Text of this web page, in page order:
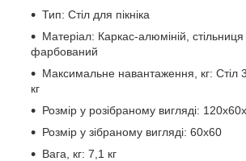
Тип: Стіл для пікніка
Матеріал: Каркас-алюміній,
фарбований
Максимальне навантаження, кг: Стіл
кг
Розмір у розібраному вигляді:
Розмір у зібраному вигляді: 60x60
Вага, кг: 7,1 кг